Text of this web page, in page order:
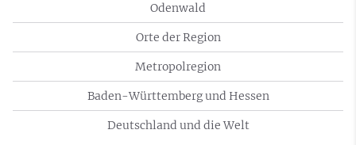
Odenwald
Orte der Region
Metropolregion
Baden-Württemberg und Hessen
Deutschland und die Welt